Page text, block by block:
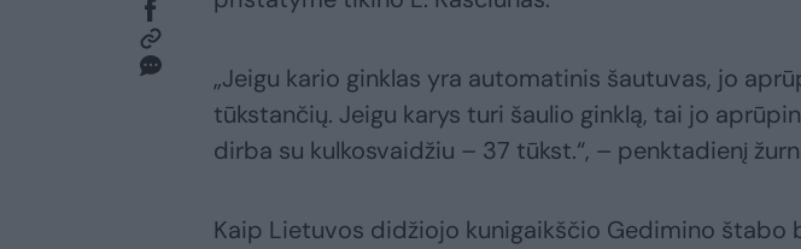
„Jeigu kario ginklas yra automatinis šautuvas, jo
tūkstančių. Jeigu karys turi šaulio ginklą, tai jo
dirba su kulkosvaidžiu – 37 tūkst.“, – penktadienį
Kaip Lietuvos didžiojo kunigaikščio Gedimino štabo